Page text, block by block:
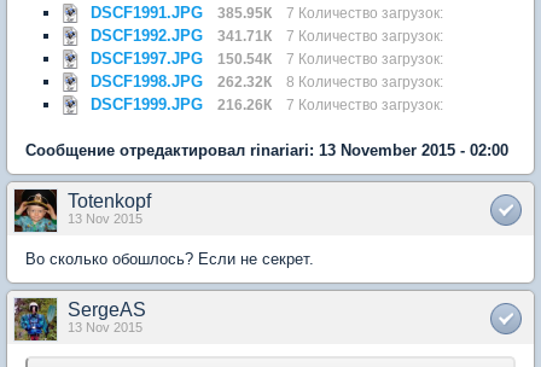
DSCF1991.JPG
385.95К 7 Количество загрузок:
DSCF1992.JPG 341.71К 7 Количество загрузок:
DSCF1997.JPG 150.54К 7 Количество загрузок:
DSCF1998.JPG 262.32К 8 Количество загрузок:
DSCF1999.JPG 216.26К 7 Количество загрузок:
Сообщение отредактировал rinariari: 13 November 2015 - 02:00
Totenkopf
13 Nov 2015
Во сколько обошлось? Если не секрет.
SergeAS
13 Nov 2015